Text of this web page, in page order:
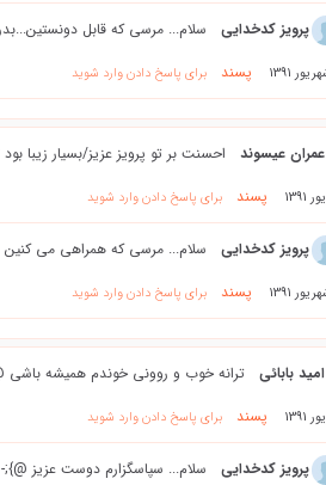
پرویز کدخدایی سلام... مرسی که قابل
پسند برای پاسخ دادن وارد شوید
عمران عیسوند احسنت بر تو پرویز عزیز/بسیار زیبا
پسند برای پاسخ دادن وارد شوید
پرویز کدخدایی سلام... مرسی که همراهی می کنین
پسند برای پاسخ دادن وارد شوید
امید بابائی ترانه خوب و روونی خوندم همیشه باشی
پسند برای پاسخ دادن وارد شوید
پرویز کدخدایی سلام... سپاسگزارم دوست عزیز @};-